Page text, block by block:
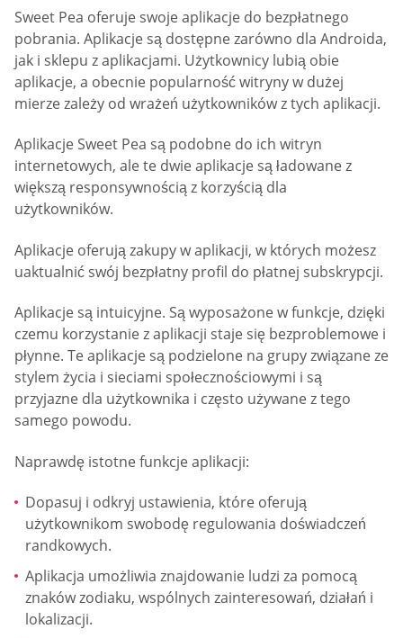
Sweet Pea oferuje swoje aplikacje do bezpłatnego
pobrania. Aplikacje są dostępne zarówno dla Androida,
jak i sklepu z aplikacjami. Użytkownicy lubią obie
aplikacje, a obecnie popularność witryny w dużej
mierze zależy od wrażeń użytkowników z tych aplikacji.
Aplikacje Sweet Pea są podobne do ich witryn
internetowych, ale te dwie aplikacje są ładowane z
większą responsywnością z korzyścią dla
użytkowników.
Aplikacje oferują zakupy w aplikacji, w których możesz
uaktualnić swój bezpłatny profil do płatnej subskrypcji.
Aplikacje są intuicyjne. Są wyposażone w funkcje, dzięki
czemu korzystanie z aplikacji staje się bezproblemowe i
płynne. Te aplikacje są podzielone na grupy związane ze
stylem życia i sieciami społecznościowymi i są
przyjazne dla użytkownika i często używane z tego
samego powodu.
Naprawdę istotne funkcje aplikacji:
Dopasuj i odkryj ustawienia, które oferują
użytkownikom swobodę regulowania doświadczeń
randkowych.
Aplikacja umożliwia znajdowanie ludzi za pomocą
znaków zodiaku, wspólnych zainteresowań, działań i
lokalizacji.